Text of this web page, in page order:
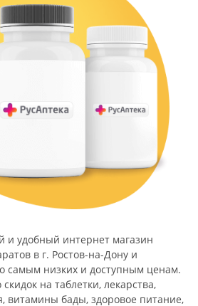
и удобный интернет магазин
в г. Ростов-на-Дону и
самым низких и доступным ценам.
на таблетки, лекарства,
витамины бады, здоровое питание,